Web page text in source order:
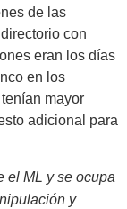
de las
con
eran los días
en los
mayor
adicional para
el ML y se ocupa
y